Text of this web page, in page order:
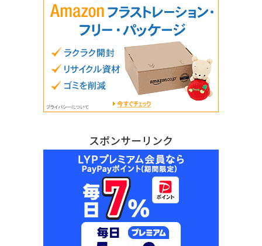
スポンサーリンク